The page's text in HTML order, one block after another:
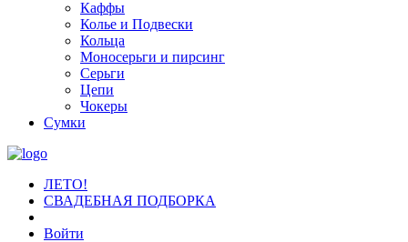
Каффы
Колье и Подвески
Кольца
Моносерьги и пирсинг
Серьги
Цепи
Чокеры
Сумки
ЛЕТО!
СВАДЕБНАЯ ПОДБОРКА
Войти